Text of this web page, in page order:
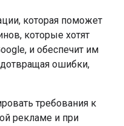
которая поможет
которые хотят
и обеспечит им
ошибки,
требования к
рекламе и при